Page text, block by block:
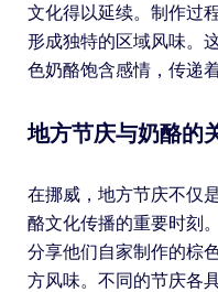
文化得以延续。制作过
形成独特的区域风味。
色奶酪饱含感情，传递
地方节庆与奶酪的
在挪威，地方节庆不仅
酪文化传播的重要时刻
分享他们自家制作的棕
方风味。不同的节庆各